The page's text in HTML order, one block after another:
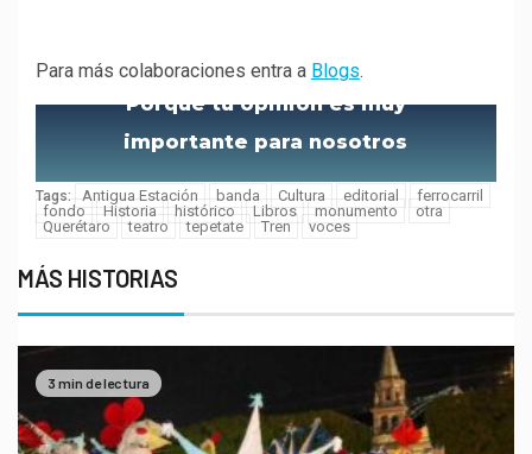
Para más colaboraciones entra a Blogs.
Porque tu opinión es muy
importante para nosotros
Tags: Antigua Estación banda Cultura editorial
ferrocarril
fondo
Historia histórico Libros monumento
otra
Querétaro
teatro tepetate Tren voces
MÁS HISTORIAS
3 min de lectura